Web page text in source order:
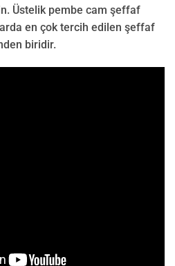
Üstelik pembe cam şeffaf
en çok tercih edilen şeffaf
biridir.